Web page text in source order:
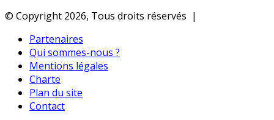
© Copyright 2026, Tous droits réservés |
Partenaires
Qui sommes-nous ?
Mentions légales
Charte
Plan du site
Contact